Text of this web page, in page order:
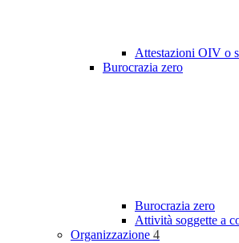
Attestazioni OIV o
Burocrazia zero
Burocrazia zero
Attività soggette a
Organizzazione 4